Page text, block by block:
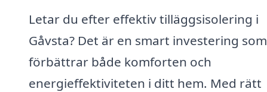
Letar du efter effektiv tilläggsisolering i
Gåvsta? Det är en smart investering som
förbättrar både komforten och
energieffektiviteten i ditt hem. Med rätt